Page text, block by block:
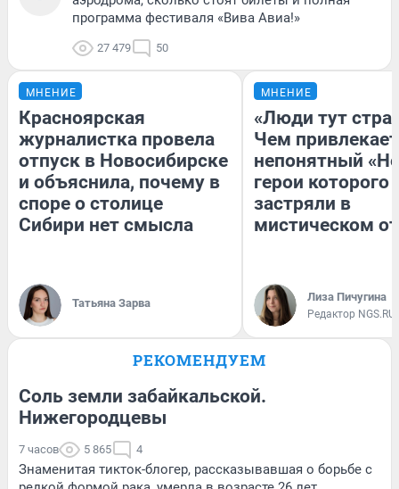
программа фестиваля «Вива Авиа!»
27 479 50
МНЕНИЕ
Красноярская
журналистка провела
отпуск в Новосибирске
и объяснила, почему в
споре о столице
Сибири нет смысла
Татьяна Зарва
МНЕНИЕ
«Люди тут
Чем привлекает
непонятный
герои которого
застряли в
мистическом
Лиза Пичугина
Редактор NGS.RU
РЕКОМЕНДУЕМ
Соль земли забайкальской.
Нижегородцевы
7 часов 5 865 4
Знаменитая тикток-блогер, рассказывавшая о борьбе с